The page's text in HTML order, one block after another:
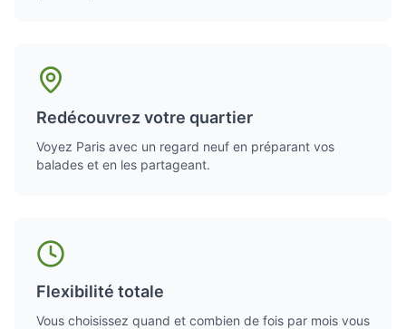
Redécouvrez votre quartier
Voyez Paris avec un regard neuf en préparant vos
balades et en les partageant.
Flexibilité totale
Vous choisissez quand et combien de fois par mois vous